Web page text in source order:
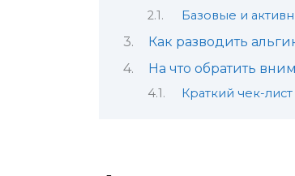
Базовые и
Как разводить
На что обратить
Краткий чек-